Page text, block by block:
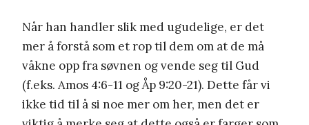
Når han handler slik med ugudelige, er det
mer å forstå som et rop til dem om at de må
våkne opp fra søvnen og vende seg til Gud
(f.eks. Amos 4:6-11 og Åp 9:20-21). Dette får vi
ikke tid til å si noe mer om her, men det er